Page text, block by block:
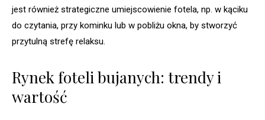
jest również strategiczne umiejscowienie fotela, np. w kąciku
do czytania, przy kominku lub w pobliżu okna, by stworzyć
przytulną strefę relaksu.
Rynek foteli bujanych: trendy i
wartość